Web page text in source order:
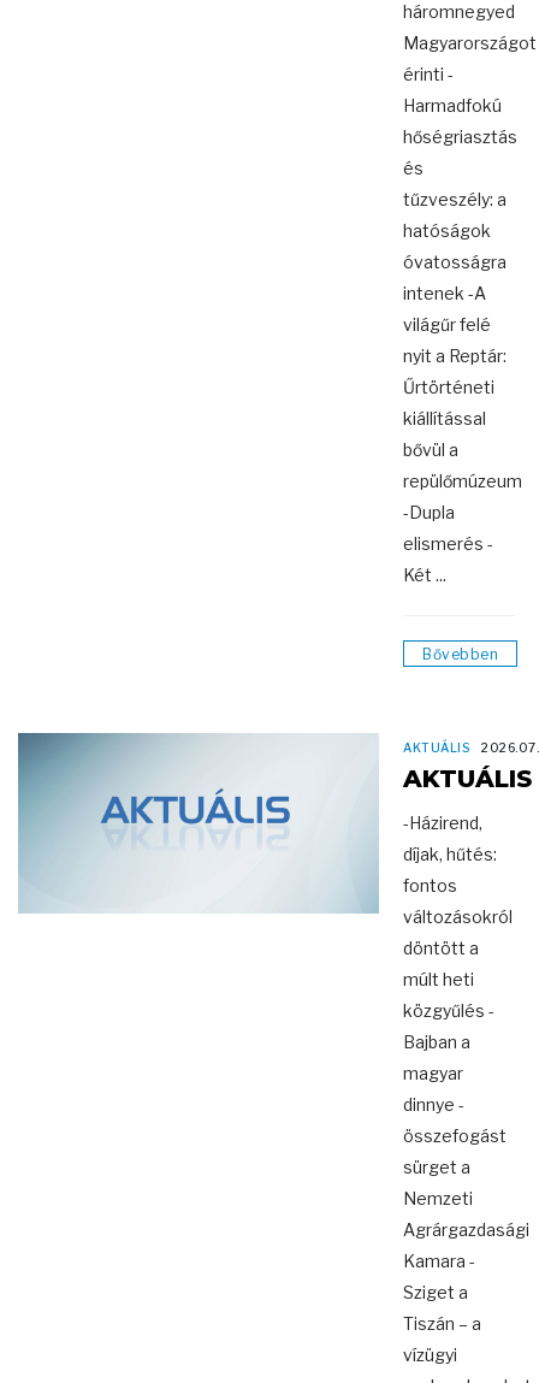
háromnegyed
Magyarországot
érinti -
Harmadfokú
hőségriasztás
és
tűzveszély: a
hatóságok
óvatosságra
intenek -A
világűr felé
nyit a Reptár:
Űrtörténeti
kiállítással
bővül a
repülőmúzeum
-Dupla
elismerés -
Két ...
Bővebben
AKTUÁLIS
AKTUÁLIS
-Házirend,
díjak, hűtés:
fontos
változásokról
döntött a
múlt heti
közgyűlés -
Bajban a
magyar
dinnye -
összefogást
sürget a
Nemzeti
Agrárgazdasági
Kamara -
Sziget a
Tiszán – a
vízügyi